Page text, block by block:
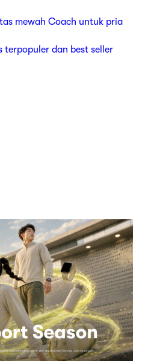
mewah Coach untuk pria
terpopuler dan best seller